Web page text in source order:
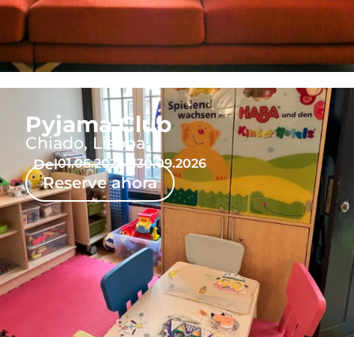
Pyjama Club
Chiado, Lisboa
Reserve ahora
Del01.06.2026al30.09.2026